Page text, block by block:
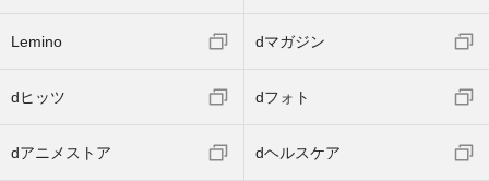
Lemino dマガジン
dヒッツ dフォト
dアニメストア dヘルスケア